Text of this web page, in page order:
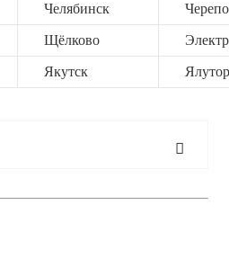
Челябинск
Щёлково
Якутск